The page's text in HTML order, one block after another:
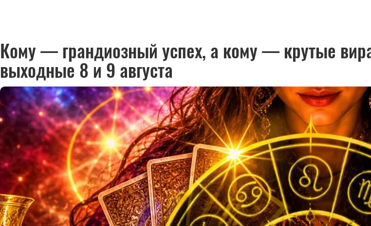
Кому — грандиозный успех, а кому — крутые
выходные 8 и 9 августа